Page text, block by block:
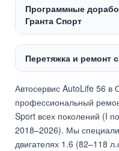
Программные
Гранта Спорт
Перетяжка и ремонт
Автосервис AutoLife 56 в
профессиональный
Sport всех поколений (I
2018–2026). Мы
двигателях 1.6 (82–118